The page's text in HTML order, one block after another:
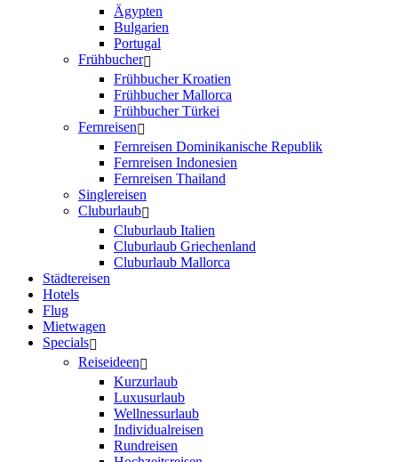
Ägypten
Bulgarien
Portugal
Frühbucher
Frühbucher Kroatien
Frühbucher Mallorca
Frühbucher Türkei
Fernreisen
Fernreisen Dominikanische Republik
Fernreisen Indonesien
Fernreisen Thailand
Singlereisen
Cluburlaub
Cluburlaub Italien
Cluburlaub Griechenland
Cluburlaub Mallorca
Städtereisen
Hotels
Flug
Mietwagen
Specials
Reiseideen
Kurzurlaub
Luxusurlaub
Wellnessurlaub
Individualreisen
Rundreisen